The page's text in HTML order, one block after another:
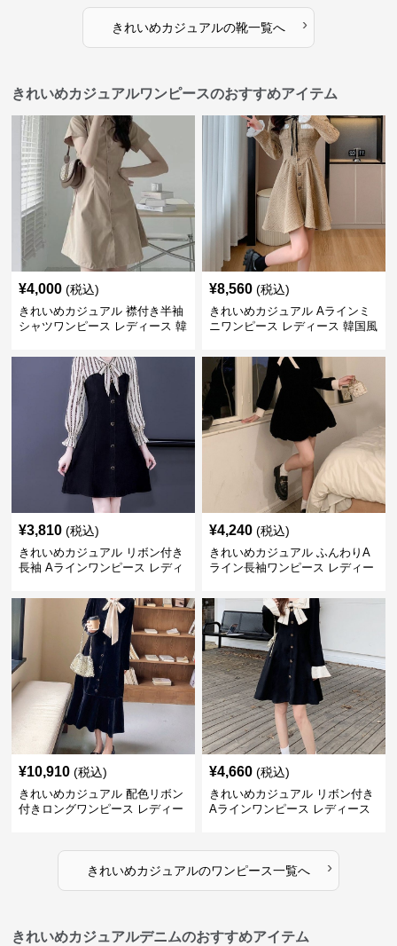
きれいめカジュアルの靴一覧へ ›
きれいめカジュアルワンピースのおすすめアイテム
¥4,000 (税込)
きれいめカジュアル 襟付き半袖
シャツワンピース レディース 韓
ト ウエストマーク スタイルアッ
プ Aライン 小柄さん◎
¥8,560 (税込)
きれいめカジュアル Aラインミ
ニワンピース レディース 韓国風
上丈 春秋 ウエストマーク 上品
エレガント
¥3,810 (税込)
きれいめカジュアル リボン付き
長袖 Aラインワンピース レディ
り替え 膝上丈 細見え フェミニ
ン おしゃれ
¥4,240 (税込)
きれいめカジュアル ふんわりA
ライン長袖ワンピース レディー
ト フェミニン 上品 おしゃれ
¥10,910 (税込)
きれいめカジュアル 配色リボン
付きロングワンピース レディー
¥4,660 (税込)
きれいめカジュアル リボン付き
Aラインワンピース レディース
ン
きれいめカジュアルのワンピース一覧へ ›
きれいめカジュアルデニムのおすすめアイテム